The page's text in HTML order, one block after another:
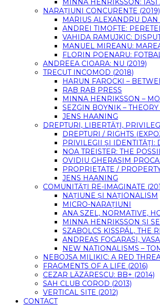
MINNA HENRIKSSON: IASI
NARAȚIUNI CONCURENTE (2019)
MARIUS ALEXANDRU
ANDREI TIMOFTE:
VAHIDA RAMUJKIC:
MANUEL MIREANU:
FLORIN POENARU:
ANDREEA CIOARA: NU (2019)
TRECUT INCOMOD (2018)
HARUN FAROCKI –
RAB RAB PRESS
MINNA HENRIKSSON –
SEZGIN BOYNIK –
JENS HAANING
DREPTURI, LIBERTĂȚI,
DREPTURI / RIGHTS
PRIVILEGII ŞI IDENTITĂŢI:
NOA TREISTER: THE
OVIDIU GHERASIM
PROPRIETATE /
JENS HAANING
COMUNITĂȚI RE-IMAGINATE
NAȚIUNE ȘI NAȚIONALISM
MICRO-NARAȚIUNI
ANA SZEL, NORMATIVE,
MINNA HENRIKSSON ȘI
SZABOLCS KISSPÁL, THE
ANDREAS FOGARASI,
NEW NATIONALISMS –
NEBOJSA MILIKIC: A RED
FRAGMENTS OF A LIFE (2016)
CEZAR LĂZĂRESCU: BB+ (2014)
SAH CLUB COROD (2013)
VERTICAL SITE (2012)
CONTACT